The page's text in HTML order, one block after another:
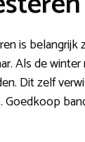
is
Als de
Dit zelf